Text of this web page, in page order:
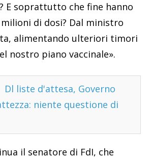
E soprattutto che fine hanno
di dosi? Dal ministro
alimentando ulteriori timori
nostro piano vaccinale».
Dl liste d'attesa, Governo
niente questione di
il senatore di FdI, che